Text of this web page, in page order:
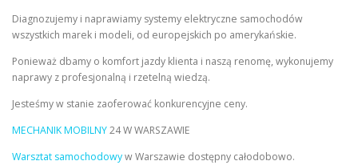
Diagnozujemy i naprawiamy systemy elektryczne samochodów
wszystkich marek i modeli, od europejskich po amerykańskie.
Ponieważ dbamy o komfort jazdy klienta i naszą renomę, wykonujemy
naprawy z profesjonalną i rzetelną wiedzą.
Jesteśmy w stanie zaoferować konkurencyjne ceny.
MECHANIK MOBILNY24 W WARSZAWIE
Warsztat samochodowyw Warszawie dostępny całodobowo.